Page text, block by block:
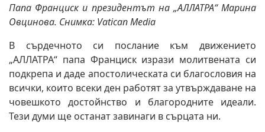
Папа Франциск и президентът на „АЛЛАТРА“ Марина
Овцинова. Снимка: Vatican Media
В сърдечното си послание към движението
„АЛЛАТРА“ папа Франциск изрази молитвената си
подкрепа и даде апостолическата си благословия на
всички, които всеки ден работят за утвърждаване на
човешкото достойнство и благородните идеали.
Тези думи ще останат завинаги в сърцата ни.